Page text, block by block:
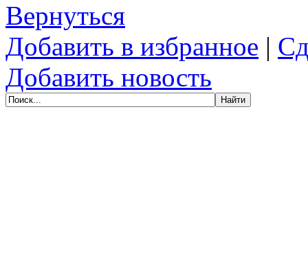
Вернуться
Добавить в избранное |
Добавить новость